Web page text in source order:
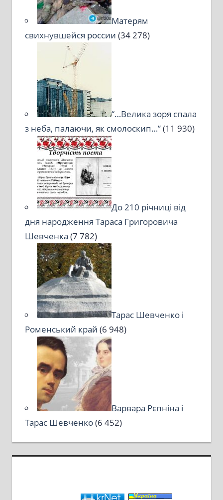
Матерям
свихнувшейся россии (34 278)
“…Велика зоря спала
з неба, палаючи, як смолоскип…”(11 930)
До 210 річниці від
дня народження Тараса Григоровича
Шевченка (7 782)
Тарас Шевченко і
Роменський край (6 948)
Варвара Рєпніна і
Тарас Шевченко(6 452)